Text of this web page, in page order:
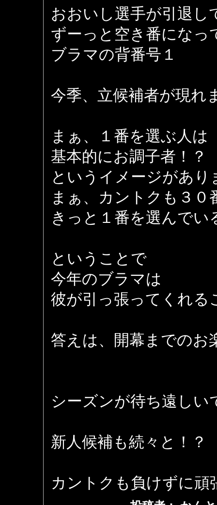
おおいし選手が引退し
ずーっと空き番になっ
ブラマの背番号１
今季、立候補者が現れ
まぁ、１番を選ぶ人は
基本的にお調子者！？
というイメージがあり
まぁ、カントクも３０
きっと１番を選んでい
ということで
今年のブラマは
彼が引っ張ってくれる
答えは、開幕までのお
シーズンが待ち遠しい
新人候補も続々と！？
カントクも負けずに